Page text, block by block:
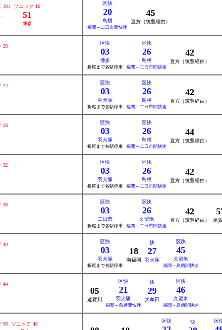
101 ソニック 16
51
博多
区快
20
鳥栖
福間～二日市間快速
45
直方（筑豊経由）
20
区快
03
博多
折尾まで各駅停車
区快
26
鳥栖
福間～二日市間快速
42
直方（筑豊経由）
24
区快
03
羽犬塚
折尾まで各駅停車
区快
26
鳥栖
福間～二日市間快速
42
直方（筑豊経由）
28
区快
03
羽犬塚
折尾まで各駅停車
区快
26
鳥栖
福間～二日市間快速
44
直方（筑豊経由）
32
区快
03
羽犬塚
折尾まで各駅停車
区快
26
鳥栖
福間～二日市間快速
42
直方（筑豊経由）
36
区快
03
二日市
折尾まで各駅停車
区快
26
久留米
福間～二日市間快速
42
直方（筑豊経由） 遠
40
区快
03
羽犬塚
折尾まで各駅停車
18
南福岡
快
27
羽犬塚
区快
45
久留米
福間～鳥栖間快速
44
05
遠賀川
区快
21
羽犬塚
福間～鳥栖間快速
快
29
大牟田
区快
46
久留米
福間～鳥栖間快速
96 ソニック 48
区快 快 区